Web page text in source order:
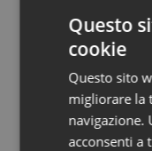
Tumore
Tumori del
Tumori
grandi doti
Chersevani
professione”
01 Settembre 2016
© Riproduzione
Questo
cookie
Questo sito
migliorare la
navigazione.
acconsenti a